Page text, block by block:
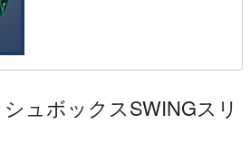
ュボックスSWINGスリ